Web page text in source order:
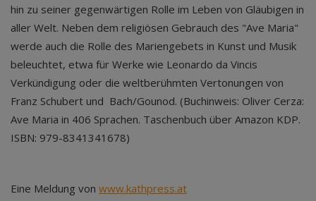
hin zu seiner gegenwärtigen Rolle im Leben von Gläubigen in
aller Welt. Neben dem religiösen Gebrauch des "Ave Maria"
werde auch die Rolle des Mariengebets in Kunst und Musik
beleuchtet, etwa für Werke wie Leonardo da Vincis
Verkündigung oder die weltberühmten Vertonungen von
Franz Schubert und Bach/Gounod. (Buchinweis: Oliver Cerza:
Ave Maria in 406 Sprachen. Taschenbuch über Amazon KDP.
ISBN: 979-8341341678)
Eine Meldung von www.kathpress.at